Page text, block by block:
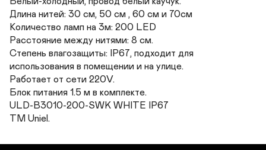
Длина нитей: 30 см, 50 см , 60 см и 70см
Количество ламп на 3м: 200 LED
Расстояние между нитями: 8 см.
Степень влагозащиты: IP67, подходит для
использования в помещении и на улице.
Работает от сети 220V.
Блок питания 1.5 м в комплекте.
ULD-B3010-200-SWK WHITE IP67
TM Uniel.